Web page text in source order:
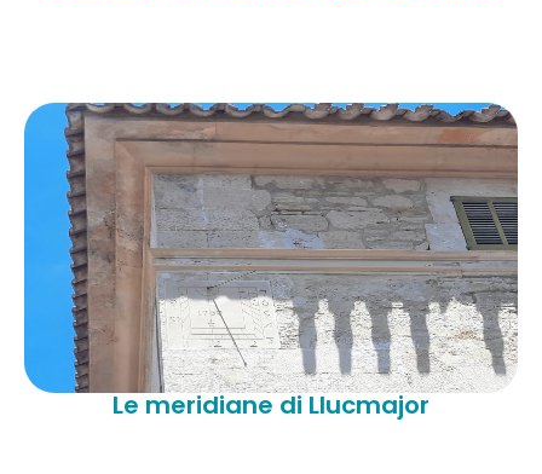
Le meridiane di Llucmajor